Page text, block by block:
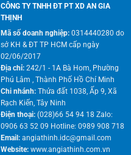
CÔNG TY TNHH ĐT PT XD AN GIA
THỊNH
Mã số doanh nghiệp:0314440280 do
sở KH & ĐT TP HCM cấp ngày
02/06/2017
Địa chỉ:242/1 - 1A Bà Hom, Phường
Phú Lâm , Thành Phố Hồ Chí Minh
Chi nhánh: Thửa đất 1038, Ấp 9, Xã
Rạch Kiến, Tây Ninh
Điện thoại:(028)66 54 94 18 Zalo:
0906 63 52 09 Hotline: 0989 908 718
Email:angiathinh.idc@gmail.com
Website:www.angiathinh.com.vn